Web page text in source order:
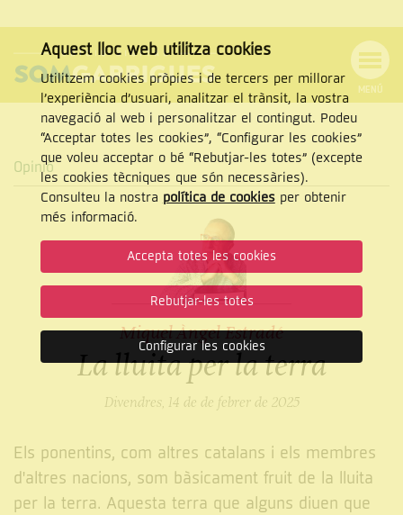
NAVEGACIÓ
MENÚ
Cercar
CERCAR
Opinió
Miquel Àngel Estradé
La lluita per la terra
Divendres, 14 de de febrer de 2025
Els ponentins, com altres catalans i els membres
d'altres nacions, som bàsicament fruit de la lluita
per la terra. Aquesta terra que alguns diuen que
Aquest lloc web utilitza cookies
Utilitzem cookies pròpies i de tercers per millorar
l’experiència d’usuari, analitzar el trànsit, la vostra
navegació al web i personalitzar el contingut. Podeu
“Acceptar totes les cookies”, “Configurar les cookies”
que voleu acceptar o bé “Rebutjar-les totes” (excepte
les cookies tècniques que són necessàries).
Consulteu la nostra política de cookiesper obtenir
més informació.
Accepta totes les cookies
Rebutjar-les totes
Configurar les cookies